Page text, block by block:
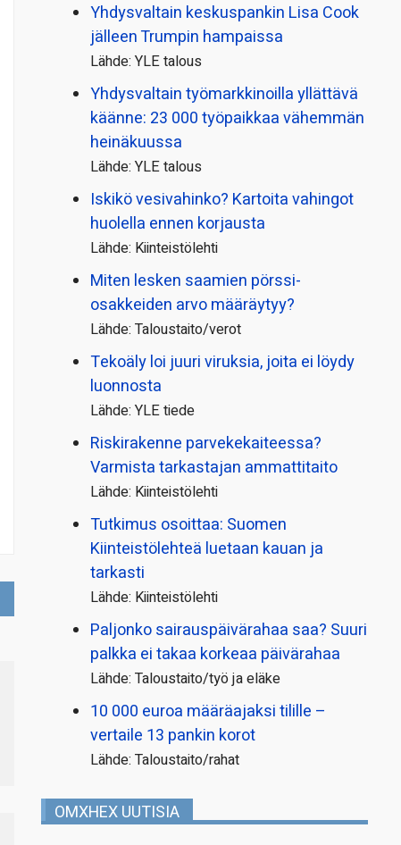
Yhdysvaltain keskuspankin Lisa Cook
jälleen Trumpin hampaissa
Lähde: YLE talous
Yhdysvaltain työmarkkinoilla yllättävä
käänne: 23 000 työpaikkaa vähemmän
heinäkuussa
Lähde: YLE talous
Iskikö vesivahinko? Kartoita vahingot
huolella ennen korjausta
Lähde: Kiinteistölehti
Miten lesken saamien pörssi­
osakkeiden arvo määräytyy?
Lähde: Taloustaito/verot
Tekoäly loi juuri viruksia, joita ei löydy
luonnosta
Lähde: YLE tiede
Riskirakenne parvekekaiteessa?
Varmista tarkastajan ammattitaito
Lähde: Kiinteistölehti
Tutkimus osoittaa: Suomen
Kiinteistölehteä luetaan kauan ja
tarkasti
Lähde: Kiinteistölehti
Paljonko sairauspäivä­rahaa saa? Suuri
palkka ei takaa korkeaa päivärahaa
Lähde: Taloustaito/työ ja eläke
10 000 euroa määräajaksi tilille –
vertaile 13 pankin korot
Lähde: Taloustaito/rahat
OMXHEX UUTISIA